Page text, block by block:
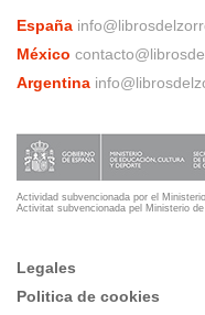
España
México
Argentina
Actividad subvencionada por el
Activitat subvencionada pel Ministerio
Legales
Politica de cookies